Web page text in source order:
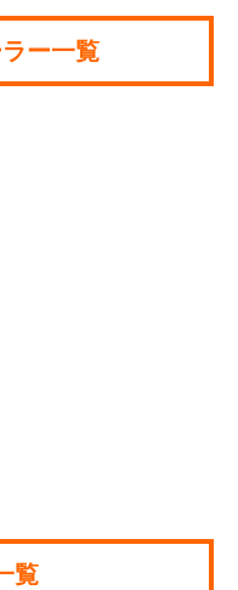
ー一覧
覧